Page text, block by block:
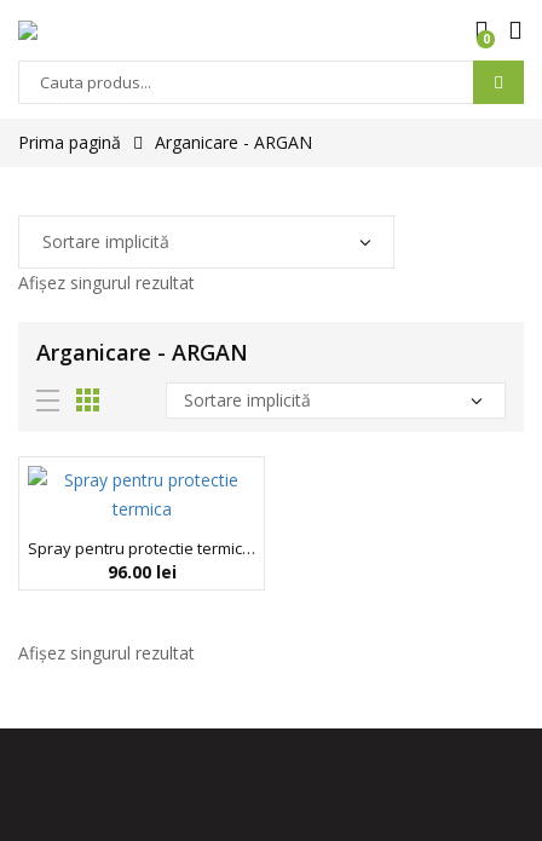
0
Prima pagină Arganicare - ARGAN
Afișez singurul rezultat
Arganicare - ARGAN
Spray pentru protectie termica, prevenirea ruperii si descurcarea parului, Trio Force Elixir Mist, Arganicare, 200 ml
96.00 lei
Afișez singurul rezultat